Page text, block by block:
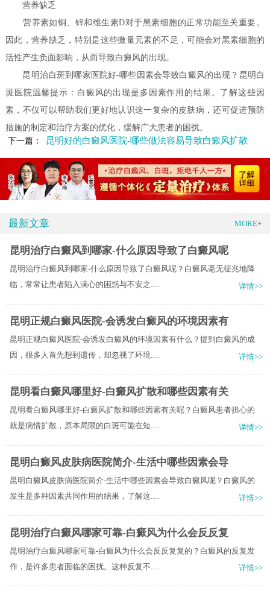
营养缺乏
营养素如铜、锌和维生素D对于黑素细胞的正常功能至关重要。
因此，营养缺乏，特别是这些微量元素的不足，可能会对黑素细胞的
活性产生负面影响，从而导致白癜风的出现。
昆明治白斑到哪家医院好-哪些因素会导致白癜风的出现？昆明白
斑医院温馨提示：白癜风的出现是多因素作用的结果。了解这些因
素，不仅可以帮助我们更好地认识这一复杂的皮肤病，还可促进预防
措施的制定和治疗方案的优化，缓解广大患者的困扰。
下一篇：
昆明好的白癜风医院-哪些做法容易导致白癜风扩散
最新文章 MORE+
昆明治疗白癜风到哪家-什么原因导致了白癜风呢
昆明治疗白癜风到哪家-什么原因导致了白癜风呢？白癜风毫无征兆地降
临，常常让患者陷入满心的困惑与不安之.....
详情>>
昆明正规白癜风医院-会诱发白癜风的环境因素有
昆明正规白癜风医院-会诱发白癜风的环境因素有什么？提到白癜风的成
因，很多人首先想到遗传，却忽视了环境.....
详情>>
昆明看白癜风哪里好-白癜风扩散和哪些因素有关
昆明看白癜风哪里好-白癜风扩散和哪些因素有关呢？白癜风患者担心的
就是病情扩散，原本局限的白斑可能在短.....
详情>>
昆明白癜风皮肤病医院简介-生活中哪些因素会导
昆明白癜风皮肤病医院简介-生活中哪些因素会导致白癜风呢？白癜风的
发生是多种因素共同作用的结果，了解这.....
详情>>
昆明治疗白癜风哪家可靠-白癜风为什么会反反复
昆明治疗白癜风哪家可靠-白癜风为什么会反反复复的？白癜风的反复发
作，是许多患者面临的困扰。这种反复不.....
详情>>